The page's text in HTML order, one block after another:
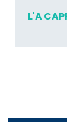
L'A